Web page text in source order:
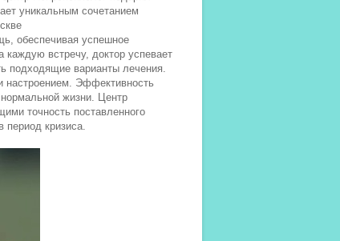
уникальным сочетанием
обеспечивая успешное
встречу, доктор успевает
подходящие варианты лечения.
настроением. Эффективность
жизни. Центр
точность поставленного
период кризиса.